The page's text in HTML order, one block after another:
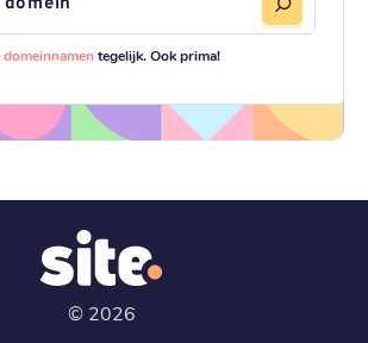
tegelijk. Ook prima!
© 2026